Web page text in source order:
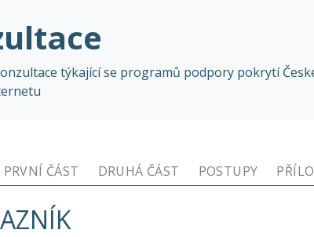
týkající se programů podpory pokrytí
PRVNÍ ČÁST DRUHÁ ČÁST POSTUPY